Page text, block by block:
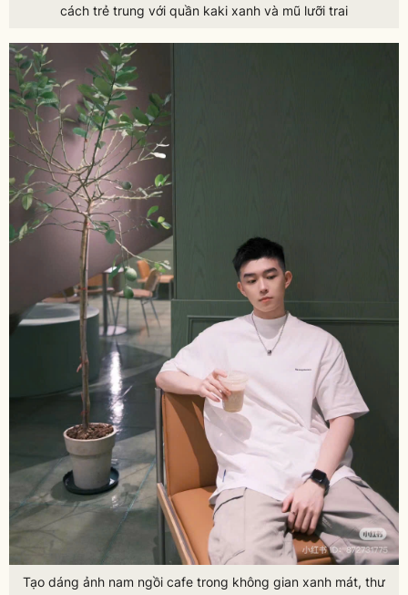
cách trẻ trung với quần kaki xanh và mũ lưỡi trai
Tạo dáng ảnh nam ngồi cafe trong không gian xanh mát, thư